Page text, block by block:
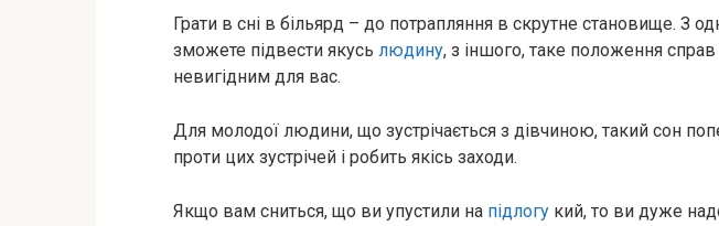
Грати в сні в більярд – до потрапляння в скрутне становище. З
зможете підвести якусь людину, з іншого, таке положення
невигідним для вас.
Для молодої людини, що зустрічається з дівчиною, такий сон
проти цих зустрічей і робить якісь заходи.
Якщо вам сниться, що ви упустили на підлогу кий, то ви дуже